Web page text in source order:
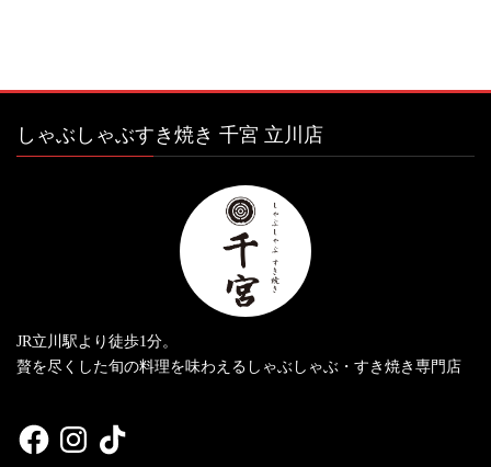
しゃぶしゃぶすき焼き 千宮 立川店
JR立川駅より徒歩1分。
贅を尽くした旬の料理を味わえるしゃぶしゃぶ・すき焼き専門店
FacebookInstagramTikTok